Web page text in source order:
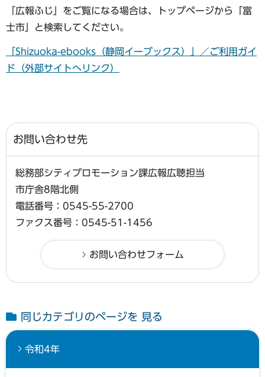
「広報ふじ」をご覧になる場合は、トップページから「富
士市」と検索してください。
「Shizuoka-ebooks（静岡イーブックス）」／ご利用ガイ
ド（外部サイトへリンク）
お問い合わせ先
総務部シティプロモーション課広報広聴担当
市庁舎8階北側
電話番号：0545-55-2700
ファクス番号：0545-51-1456
同じカテゴリのページを 見る
令和4年